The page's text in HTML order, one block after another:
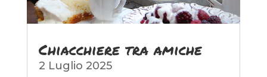
Chiacchiere tra amiche
2 Luglio 2025